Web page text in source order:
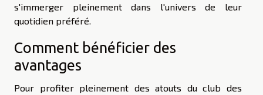
s'immerger pleinement dans l'univers de leur
quotidien préféré.
Comment bénéficier des
avantages
Pour profiter pleinement des atouts du club des